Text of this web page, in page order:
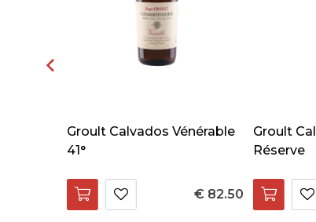
Groult Calvados Vénérable
41°
€ 82.50
Groult
Réserve